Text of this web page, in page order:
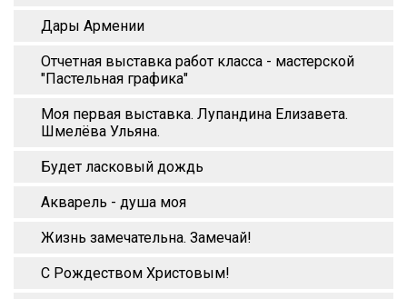
Дары Армении
Отчетная выставка работ класса - мастерской
"Пастельная графика"
Моя первая выставка. Лупандина Елизавета.
Шмелёва Ульяна.
Будет ласковый дождь
Акварель - душа моя
Жизнь замечательна. Замечай!
С Рождеством Христовым!